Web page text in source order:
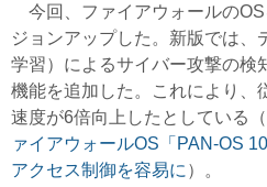
今回、ファイアウォールの
ジョンアップした。新版では、
学習）によるサイバー攻撃の検
機能を追加した。これにより、
速度が6倍向上したとしている（
ァイアウォールOS「PAN-OS
アクセス制御を容易に ）。